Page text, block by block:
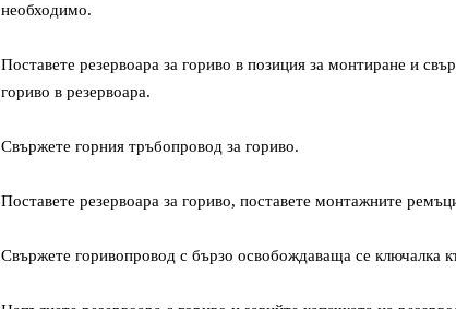
необходимо.
Поставете резервоара за гориво в позиция за монтиране и
гориво в резервоара.
Свържете горния тръбопровод за гориво.
Поставете резервоара за гориво, поставете монтажните
Свържете горивопровод с бързо освобождаваща се ключалка